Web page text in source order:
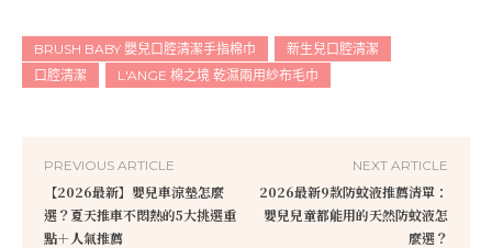
BRUSH BABY 嬰兒口腔清潔手指棉巾
新生兒口腔清潔
口腔清潔
L'ANGE 棉之境 乾濕兩用紗布毛巾
PREVIOUS ARTICLE
【2026最新】嬰兒車涼墊怎麼
選？夏天推車不悶熱的5大挑選重
點＋人氣推薦
NEXT ARTICLE
2026最新9款防蚊液推薦清單：
嬰兒兒童都能用的天然防蚊液怎
麼選？